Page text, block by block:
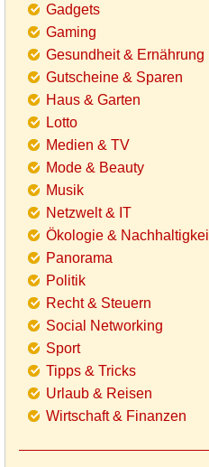
Gadgets
Gaming
Gesundheit & Ernährung
Gutscheine & Sparen
Haus & Garten
Lotto
Medien & TV
Mode & Beauty
Musik
Netzwelt & IT
Ökologie &
Panorama
Politik
Recht & Steuern
Social Networking
Sport
Tipps & Tricks
Urlaub & Reisen
Wirtschaft & Finanzen